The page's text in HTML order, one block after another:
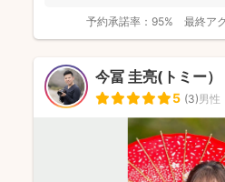
予約承諾率： 95% 最終ア
今冨 圭亮(トミー）
5 (3)男性